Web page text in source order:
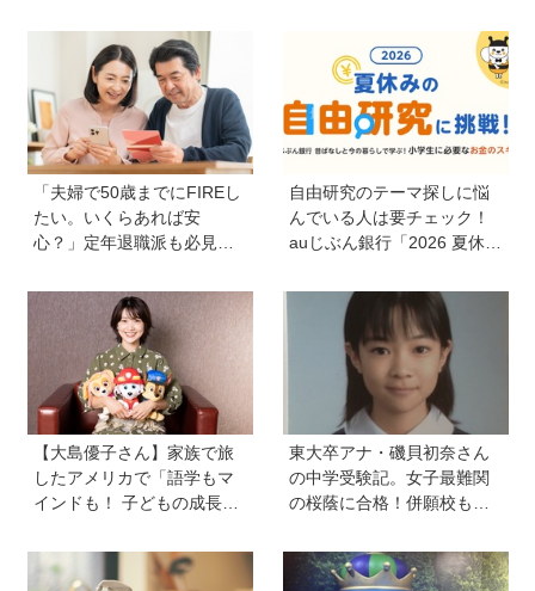
る追加コンテンツも登場
と・性教育のポイントは？
【『発達障害の子の性のル
ール』著者に聞いた】
「夫婦で50歳までにFIREし
たい。いくらあれば安
心？」定年退職派も必見！
ロが解説【連載第13回】
自由研究のテーマ探しに悩
んでいる人は要チェック！
auじぶん銀行「2026 夏休み
用してお金のスキルを学ぼ
【大島優子さん】家族で旅
したアメリカで「語学もマ
インドも！ 子どもの成長は
た映画『パウ・パトロール
ザ・ダイノ・ムービー』で
東大卒アナ・磯貝初奈さん
の中学受験記。女子最難関
の桜蔭に合格！併願校も魅
声かけは「睡眠が何より大
事」「勉強イヤならしなく